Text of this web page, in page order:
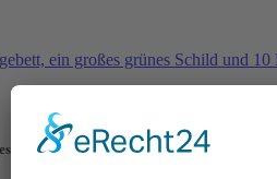
zu verhindern